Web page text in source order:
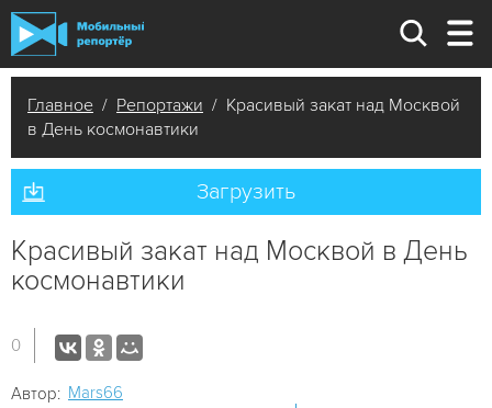
Главное / Репортажи / Красивый закат над Москвой
в День космонавтики
Загрузить
Красивый закат над Москвой в День
космонавтики
0
Автор: Mars66